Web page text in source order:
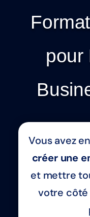
pour
Vous avez
créer une
et mettre
votre côté